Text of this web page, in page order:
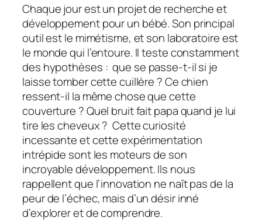
Chaque jour est un projet de recherche et
développement pour un bébé. Son principal
outil est le mimétisme, et son laboratoire est
le monde qui l’entoure. Il teste constamment
des hypothèses :que se passe-t-il si je
laisse tomber cette cuillère ? Ce chien
ressent-il la même chose que cette
couverture ? Quel bruit fait papa quand je lui
tire les cheveux ? Cette curiosité
incessante et cette expérimentation
intrépide sont les moteurs de son
incroyable développement. Ils nous
rappellent que l’innovation ne naît pas de la
peur de l’échec, mais d’un désir inné
d’explorer et de comprendre.